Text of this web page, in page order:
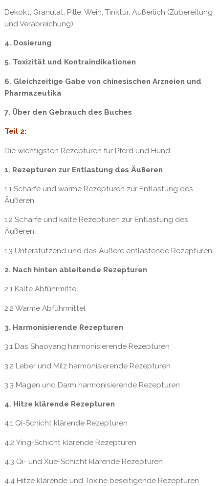
Dekokt, Granulat, Pille, Wein, Tinktur, Äußerlich (Zubereitung
und Verabreichung)
4. Dosierung
5. Toxizität und Kontraindikationen
6. Gleichzeitige Gabe von chinesischen Arzneien und
Pharmazeutika
7. Über den Gebrauch des Buches
Teil 2:
Die wichtigsten Rezepturen für Pferd und Hund
1. Rezepturen zur Entlastung des Äußeren
1.1 Scharfe und warme Rezepturen zur Entlastung des
Äußeren
1.2 Scharfe und kalte Rezepturen zur Entlastung des
Äußeren
1.3 Unterstützend und das Äußere entlastende Rezepturen
2. Nach hinten ableitende Rezepturen
2.1 Kalte Abführmittel
2.2 Warme Abführmittel
3. Harmonisierende Rezepturen
3.1 Das Shaoyang harmonisierende Rezepturen
3.2 Leber und Milz harmonisierende Rezepturen
3.3 Magen und Darm harmonisierende Rezepturen
4. Hitze klärende Rezepturen
4.1 Qi-Schicht klärende Rezepturen
4.2 Ying-Schicht klärende Rezepturen
4.3 Qi- und Xue-Schicht klärende Rezepturen
4.4 Hitze klärende und Toxine beseitigende Rezepturen